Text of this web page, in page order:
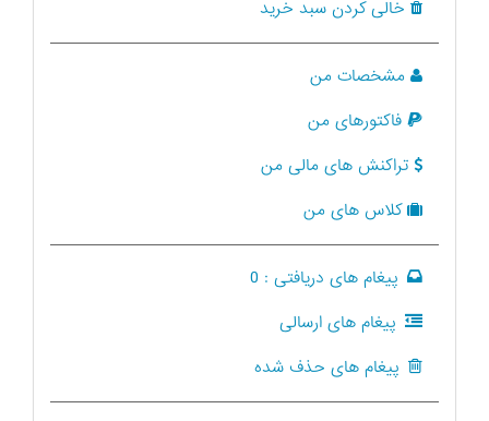
خالی کردن سبد خرید
مشخصات من
فاکتورهای من
تراکنش های مالی من
کلاس های من
پیغام های دریافتی : 0
پیغام های ارسالی
پیغام های حذف شده